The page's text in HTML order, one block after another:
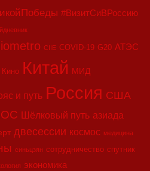
#ВизитСиВРоссию
CIIE COVID-19 G20 АТЭС
Кино Китай МИД
и путь Россия США
Шёлковый путь азиада
двесессии космос медицина
синьцзян сотрудничество спутник
экономика